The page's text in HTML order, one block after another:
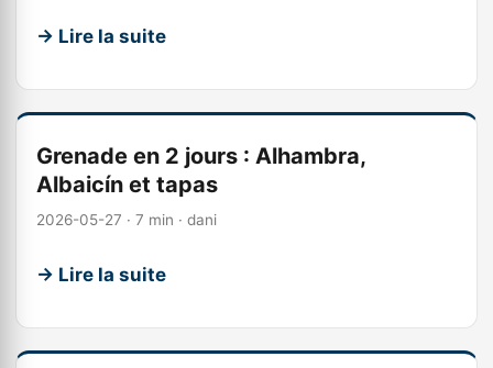
→ Lire la suite
Grenade en 2 jours : Alhambra,
Albaicín et tapas
2026-05-27 · 7 min · dani
→ Lire la suite